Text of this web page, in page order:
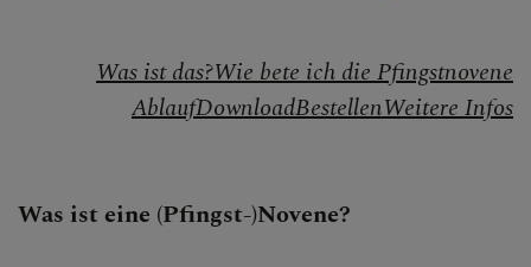
Gebet
Sakramente
Feste der Kirche
Was ist das?Wie bete ich die Pfingstnovene
AblaufDownloadBestellenWeitere Infos
Was ist eine (Pfingst-)Novene?